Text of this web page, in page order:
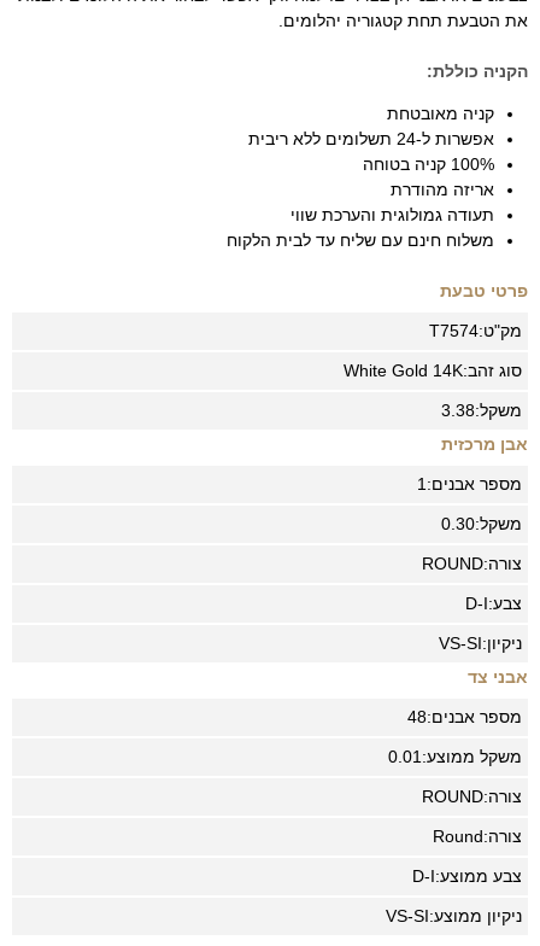
את הטבעת תחת קטגוריה יהלומים.
הקניה כוללת:
קניה מאובטחת
אפשרות ל-24 תשלומים ללא ריבית
100% קניה בטוחה
אריזה מהודרת
תעודה גמולוגית והערכת שווי
משלוח חינם עם שליח עד לבית הלקוח
פרטי טבעת
מק"ט:T7574
סוג זהב: White Gold 14K
משקל:3.38
אבן מרכזית
מספר אבנים: 1
משקל:0.30
צורה:ROUND
צבע:D-I
ניקיון:VS-SI
אבני צד
מספר אבנים:48
משקל ממוצע: 0.01
צורה:ROUND
צורה:Round
צבע ממוצע:D-I
ניקיון ממוצע:VS-SI